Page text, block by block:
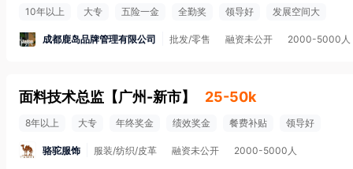
10年以上 大专 五险一金 全勤奖 领导好 发展空间大
成都鹿岛品牌管理有限公司 批发/零售 融资未公开 2000-5000人
面料技术总监 【广州-新市】 25-50k
8年以上 大专 年终奖金 绩效奖金 餐费补贴 领导好
骆驼服饰 服装/纺织/皮革 融资未公开 2000-5000人